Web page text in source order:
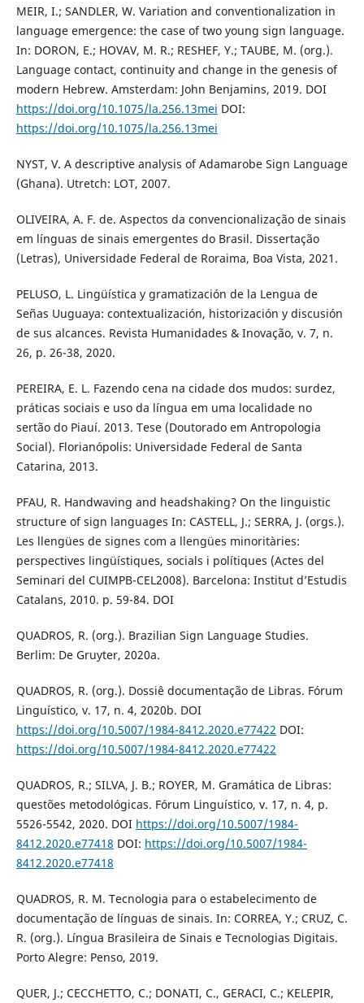
MEIR, I.; SANDLER, W. Variation and conventionalization in
language emergence: the case of two young sign language.
In: DORON, E.; HOVAV, M. R.; RESHEF, Y.; TAUBE, M. (org.).
Language contact, continuity and change in the genesis of
modern Hebrew. Amsterdam: John Benjamins, 2019. DOI
https://doi.org/10.1075/la.256.13mei DOI:
https://doi.org/10.1075/la.256.13mei
NYST, V. A descriptive analysis of Adamarobe Sign Language
(Ghana). Utretch: LOT, 2007.
OLIVEIRA, A. F. de. Aspectos da convencionalização de sinais
em línguas de sinais emergentes do Brasil. Dissertação
(Letras), Universidade Federal de Roraima, Boa Vista, 2021.
PELUSO, L. Lingüística y gramatización de la Lengua de
Señas Uuguaya: contextualización, historización y discusión
de sus alcances. Revista Humanidades & Inovação, v. 7, n.
26, p. 26-38, 2020.
PEREIRA, E. L. Fazendo cena na cidade dos mudos: surdez,
práticas sociais e uso da língua em uma localidade no
sertão do Piauí. 2013. Tese (Doutorado em Antropologia
Social). Florianópolis: Universidade Federal de Santa
Catarina, 2013.
PFAU, R. Handwaving and headshaking? On the linguistic
structure of sign languages In: CASTELL, J.; SERRA, J. (orgs.).
Les llengües de signes com a llengües minoritàries:
perspectives lingüístiques, socials i polítiques (Actes del
Seminari del CUIMPB-CEL2008). Barcelona: Institut d’Estudis
Catalans, 2010. p. 59-84. DOI
QUADROS, R. (org.). Brazilian Sign Language Studies.
Berlim: De Gruyter, 2020a.
QUADROS, R. (org.). Dossiê documentação de Libras. Fórum
Linguístico, v. 17, n. 4, 2020b. DOI
https://doi.org/10.5007/1984-8412.2020.e77422 DOI:
https://doi.org/10.5007/1984-8412.2020.e77422
QUADROS, R.; SILVA, J. B.; ROYER, M. Gramática de Libras:
questões metodológicas. Fórum Linguístico, v. 17, n. 4, p.
5526-5542, 2020. DOI https://doi.org/10.5007/1984-
8412.2020.e77418 DOI: https://doi.org/10.5007/1984-
8412.2020.e77418
QUADROS, R. M. Tecnologia para o estabelecimento de
documentação de línguas de sinais. In: CORREA, Y.; CRUZ, C.
R. (org.). Língua Brasileira de Sinais e Tecnologias Digitais.
Porto Alegre: Penso, 2019.
QUER, J.; CECCHETTO, C.; DONATI, C., GERACI, C.; KELEPIR,